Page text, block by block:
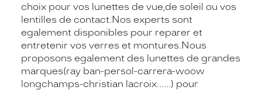
choix pour vos lunettes de vue,de soleil ou vos
lentilles de contact.Nos experts sont
egalement disponibles pour reparer et
entretenir vos verres et montures.Nous
proposons egalement des lunettes de grandes
marques(ray ban-persol-carrera-woow
longchamps-christian lacroix......) pour